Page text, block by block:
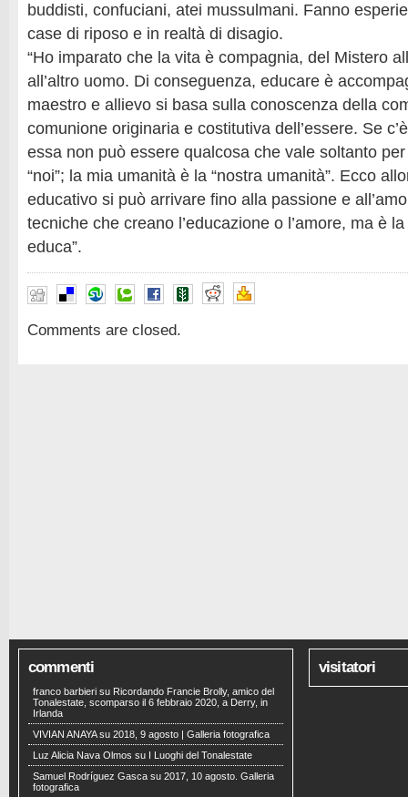
buddisti, confuciani, atei mussulmani. Fanno
case di riposo e in realtà di disagio.
“Ho imparato che la vita è compagnia, del Mistero
all’altro uomo. Di conseguenza, educare è
maestro e allievo si basa sulla conoscenza della
comunione originaria e costitutiva dell’essere. Se
essa non può essere qualcosa che vale soltanto
“noi”; la mia umanità è la “nostra umanità”. Ecco
educativo si può arrivare fino alla passione e
tecniche che creano l’educazione o l’amore, ma è
educa”.
Comments are closed.
commenti
franco barbieri su Ricordando Francie Brolly, amico del
Tonalestate, scomparso il 6 febbraio 2020, a Derry, in
Irlanda
VIVIAN ANAYAsu 2018, 9 agosto | Galleria fotografica
Luz Alicia Nava Olmos su
I Luoghi del Tonalestate
Samuel Rodríguez Gasca su 2017, 10 agosto. Galleria
fotografica
visitatori